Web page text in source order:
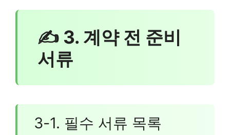
✍ 3. 계약 전 준비
서류
3-1. 필수 서류 목록